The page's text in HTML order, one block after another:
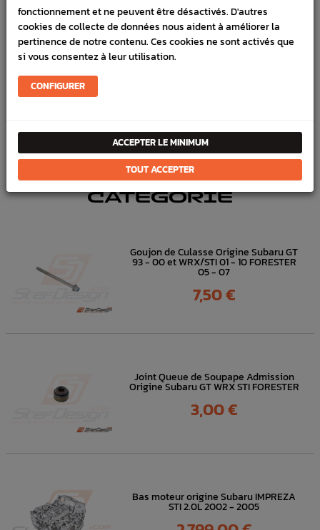
Marque :SUBARU
Référence :2020
En stock :11
FICHE TECHNIQUE
DANSLA MÊME
CATÉGORIE
Goujon de Culasse Origine Subaru GT
93 - 00 et WRX/STI 01 - 10 FORESTER
05 - 07
Prix
7,50 €
Joint Queue de Soupape Admission
Origine Subaru GT WRX STI FORESTER
Prix
3,00 €
Bas moteur origine Subaru IMPREZA
STI 2.0L 2002 - 2005
Prix
fonctionnement et ne peuvent être désactivés. D'autres
cookies de collecte de données nous aident à améliorer la
pertinence de notre contenu. Ces cookies ne sont activés que
si vous consentez à leur utilisation.
CONFIGURER
ACCEPTER LE MINIMUM
TOUT ACCEPTER